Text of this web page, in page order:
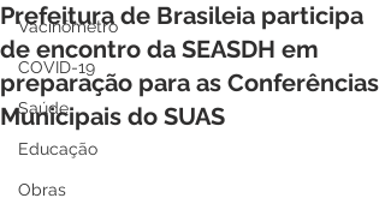
Vacinômetro
COVID-19
Saúde
Educação
Obras
Prefeitura de Brasileia participa
de encontro da SEASDH em
preparação para as Conferências
Municipais do SUAS